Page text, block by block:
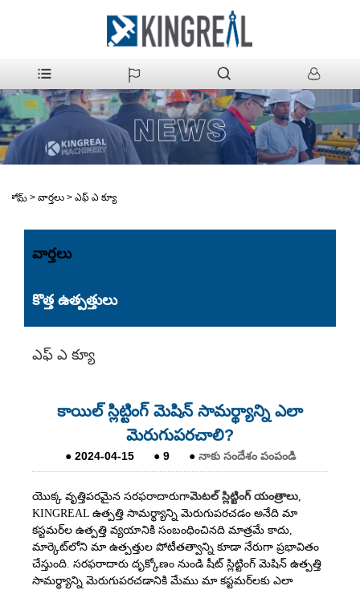
హోమ్ > వార్తలు > ఎఫ్ ఎ క్యూ
వార్తలు
కొత్త ఉత్పత్తులు
ఎఫ్ ఎ క్యూ
కాయిల్ స్లిట్టింగ్ మెషిన్ సామర్థ్యాన్ని ఎలా
మెరుగుపరచాలి?
● 2024-04-15 ● 9 ● నాకు సందేశం పంపండి
యొక్క వృత్తిపరమైన సరఫరాదారుగామెటల్ స్లిట్టింగ్ యంత్రాలు
KINGREAL ఉత్పత్తి సామర్థ్యాన్ని మెరుగుపరచడం అనేది మా
కస్టమర్‌ల ఉత్పత్తి వ్యయానికి సంబంధించినది మాత్రమే కాదు,
మార్కెట్‌లోని మా ఉత్పత్తుల పోటీతత్వాన్ని కూడా నేరుగా ప్రభావితం
చేస్తుంది. సరఫరాదారు దృక్కోణం నుండి షీట్ స్లిట్టింగ్ మెషిన్ ఉత్పత్తి
సామర్థ్యాన్ని మెరుగుపరచడానికి మేము మా కస్టమర్‌లకు ఎలా